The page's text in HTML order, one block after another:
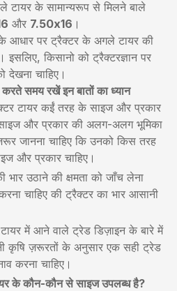
टायर के सामान्यरूप से मिलने बाले
और 7.50x16 ।
के आधार पर ट्रैक्टर के अगले टायर की
किसानो को ट्रैक्टरज्ञान पर
देखना चाहिए।
समय रखें इन बातों का ध्यान
टायर कईं तरह के साइज और प्रकार
और प्रकार की अलग-अलग भूमिका
जानना चाहिए कि उनको किस तरह
और प्रकार चाहिए।
भार उठाने की क्षमता को जाँच लेना
चाहिए की ट्रैक्टर का भार आसानी
में आने वाले ट्रेड डिज़ाइन के बारे में
कृषि ज़रूरतों के अनुसार एक सही ट्रेड
करना चाहिए।
के कौन-कौन से साइज उपलब्ध है?